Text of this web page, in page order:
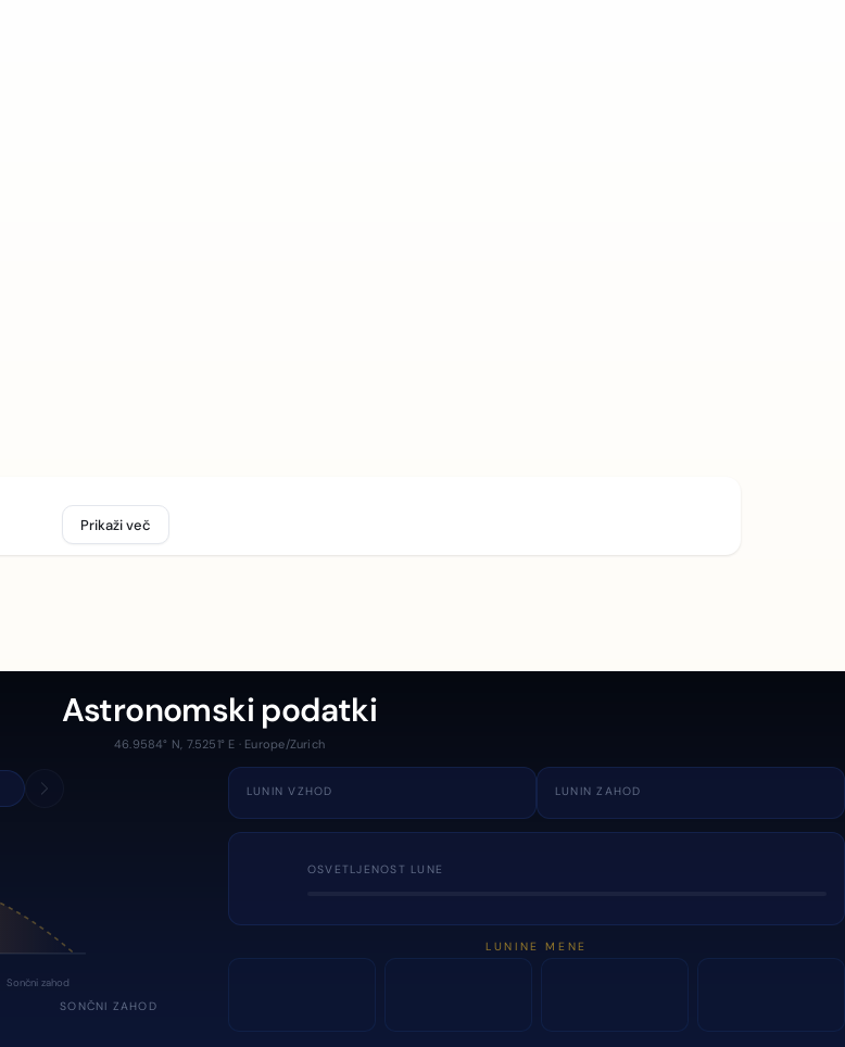
Prikaži več
Astronomski podatki
46.9584° N, 7.5251° E · Europe/Zurich
Sončni zahod
SONČNI ZAHOD
LUNIN VZHOD LUNIN ZAHOD
OSVETLJENOST LUNE
LUNINE MENE